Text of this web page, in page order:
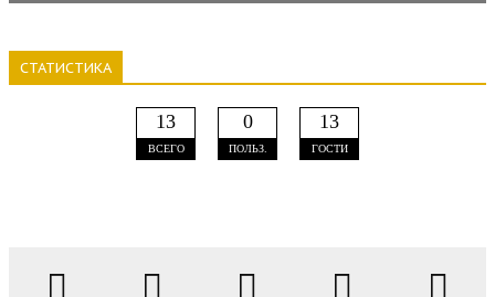
СТАТИСТИКА
13
ВСЕГО
0
ПОЛЬЗ.
13
ГОСТИ